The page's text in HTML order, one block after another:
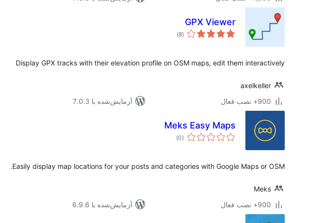
GPX Viewer
(8 مجموع
امتیازها
)
Display GPX tracks with their elevation profile on OSM maps, edit them interactively
axelkeller
900+ نصب فعال
آزمایش‌شده با 7.0.3
Meks Easy Maps
(0 مجموع
امتیازها
)
Easily display map locations for your posts and categories with Google Maps or OSM.
Meks
900+ نصب فعال
آزمایش‌شده با 6.9.6